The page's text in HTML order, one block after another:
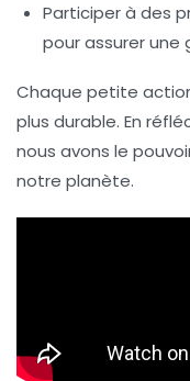
Participer à des
pour assurer
Chaque petite
plus durable. En
nous avons le
notre planète.